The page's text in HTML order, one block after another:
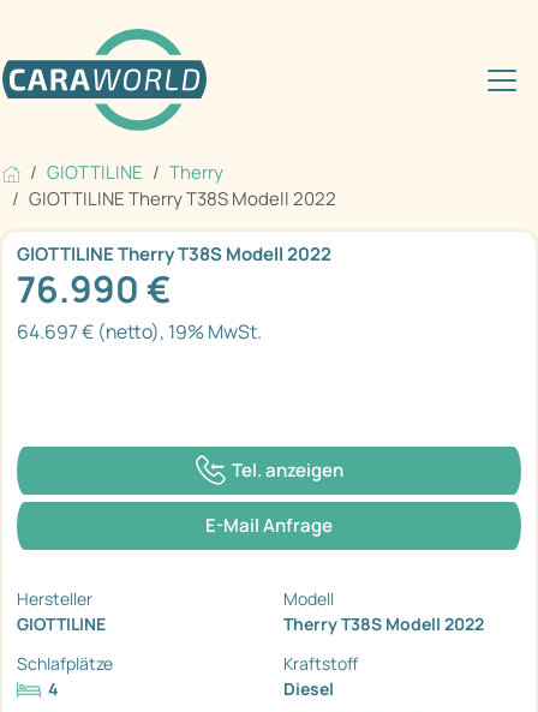
GIOTTILINE
Therry
GIOTTILINE Therry T38S Modell 2022
GIOTTILINE Therry T38S Modell 2022
76.990 €
64.697 € (netto), 19% MwSt.
Tel. anzeigen
E-Mail Anfrage
Hersteller
GIOTTILINE
Modell
Therry T38S Modell 2022
Schlafplätze
4
Kraftstoff
Diesel